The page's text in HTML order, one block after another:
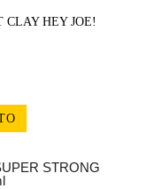
CLAY HEY JOE!